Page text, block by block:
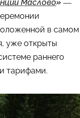
Маслово» —
в самом
уже открыты
раннего
тарифами.